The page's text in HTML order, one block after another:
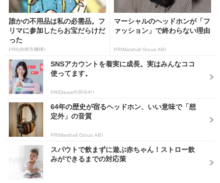
誰かの不用品は私の必需品。フ
リマに参加したらお宝だらけだ
った
PR(UR都市機構)
マーシャルのヘッドホンが「フ
ァッション」で終わらない理由
PR(Marshall Group AB)
SNSアカウントを着実に成長。実はみんなココ
使ってます。
PR(Dreaw合同会社)
64年の歴史が宿るヘッドホン、いい意味で「想
定外」の音質
PR(Marshall Group AB)
スパウトで飲まずに遊ぶ赤ちゃん！ストロー飲
みができるまでの対応策